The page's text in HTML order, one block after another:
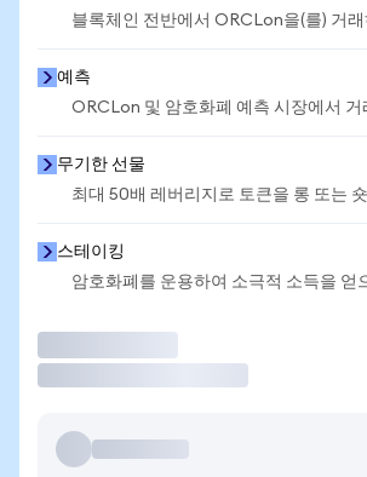
블록체인 전반에서 ORCLon을(를) 거
예측
ORCLon 및 암호화폐 예측 시장에서 거
무기한 선물
최대 50배 레버리지로 토큰을 롱 또는
스테이킹
암호화폐를 운용하여 소극적 소득을 얻